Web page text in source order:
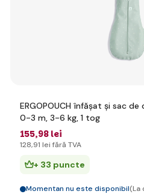
ERGOPOUCH înfășat și sac
0-3 m, 3-6 kg, 1 tog
155,98 lei
128,91 lei fără TVA
+ 33 puncte
Momentan nu este disponibil(La